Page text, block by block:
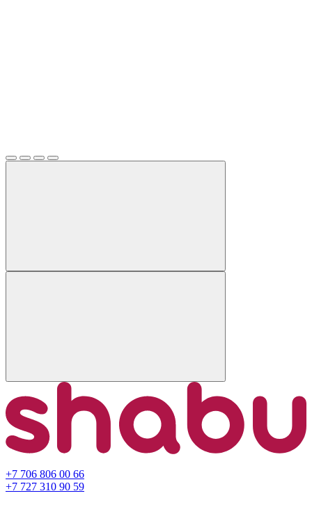
+7 706 806 00 66
+7 727 310 90 59